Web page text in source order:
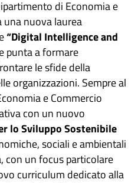
di Economia e
una nuova laurea
“Digital Intelligence and
punta a formare
le sfide della
organizzazioni. Sempre al
e Commercio
con un nuovo
lo Sviluppo Sostenibile
sociali e ambientali
con un focus particolare
curriculum dedicato alla